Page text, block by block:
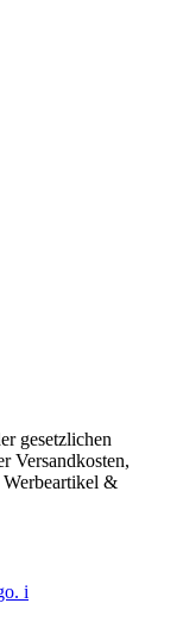
gesetzlichen
Versandkosten,
&
i